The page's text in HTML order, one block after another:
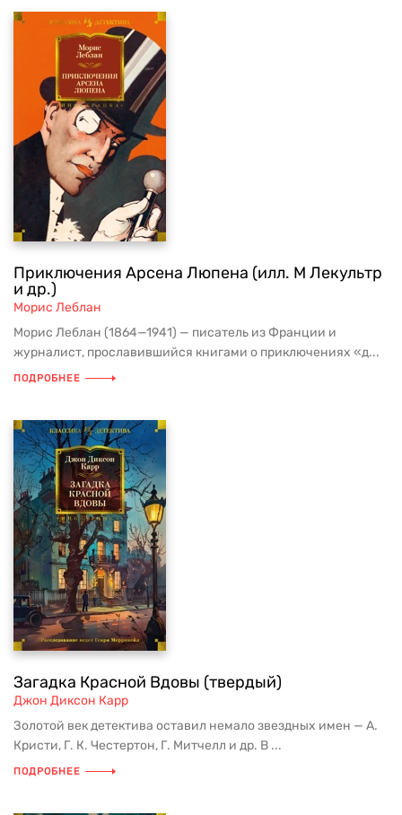
Приключения Арсена Люпена (илл. М Лекультр
и др.)
Морис Леблан
Морис Леблан (1864—1941) — писатель из Франции и
журналист, прославившийся книгами о приключениях «д...
ПОДРОБНЕЕ
Загадка Красной Вдовы (твердый)
Джон Диксон Карр
Золотой век детектива оставил немало звездных имен — А.
Кристи, Г. К. Честертон, Г. Митчелл и др. В ...
ПОДРОБНЕЕ